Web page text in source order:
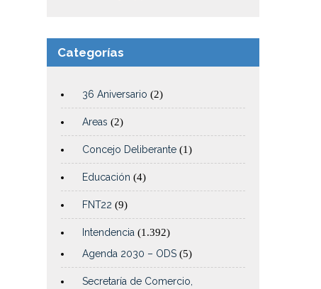
Categorías
36 Aniversario (2)
Areas (2)
Concejo Deliberante (1)
Educación (4)
FNT22 (9)
Intendencia (1.392)
Agenda 2030 – ODS (5)
Secretaría de Comercio,